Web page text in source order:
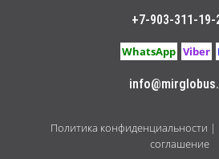
+7-903-311-19-
WhatsApp Viber
Политика конфиденциальности |
соглашение